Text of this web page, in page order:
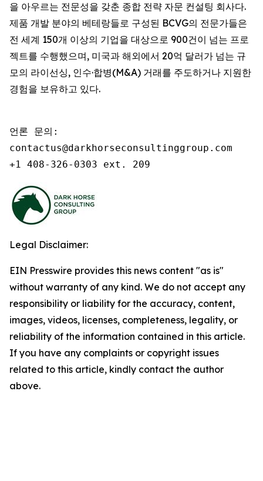
을 아우르는 전문성을 갖춘 종합 전략 자문 컨설팅 회사다.
제품 개발 분야의 베테랑들로 구성된 BCVG의 전문가들은
전 세계 150개 이상의 기업을 대상으로 900건이 넘는 프로
젝트를 수행했으며, 미국과 해외에서 20억 달러가 넘는 규
모의 라이선싱, 인수·합병(M&A) 거래를 주도하거나 지원한
경험을 보유하고 있다.
언론 문의:
contactus@darkhorseconsultinggroup.com
+1 408-326-0303 ext. 209
Legal Disclaimer:
EIN Presswire provides this news content "as is"
without warranty of any kind. We do not accept any
responsibility or liability for the accuracy, content,
images, videos, licenses, completeness, legality, or
reliability of the information contained in this article.
If you have any complaints or copyright issues
related to this article, kindly contact the author
above.